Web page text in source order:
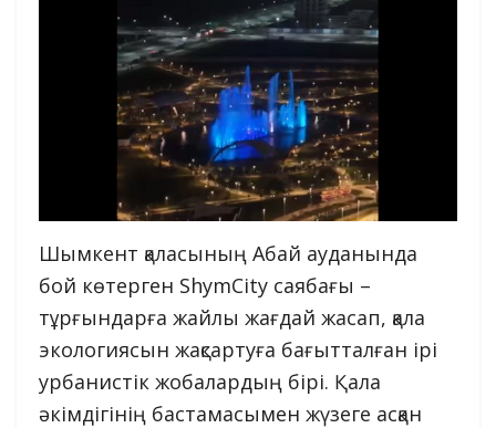
Шымкент қаласының Абай ауданында
бой көтерген ShymCity саябағы –
тұрғындарға жайлы жағдай жасап, қала
экологиясын жақсартуға бағытталған ірі
урбанистік жобалардың бірі. Қала
әкімдігінің бастамасымен жүзеге асқан